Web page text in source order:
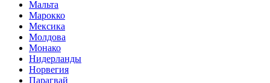
Мальта
Марокко
Мексика
Молдова
Монако
Нидерланды
Норвегия
Парагвай